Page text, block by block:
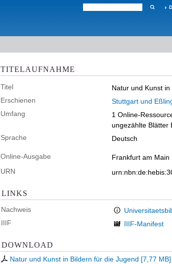
TITELAUFNAHME
Titel
Natur und Kunst
Erschienen
Stuttgart und
Umfang
1 Online-
ungezählte Blätter
Sprache
Deutsch
Online-Ausgabe
Frankfurt am Main
URN
LINKS
Nachweis
IIIF
IIIF-Manifest
DOWNLOAD
Natur und Kunst in Bildern für die Jugend [7,77 MB]